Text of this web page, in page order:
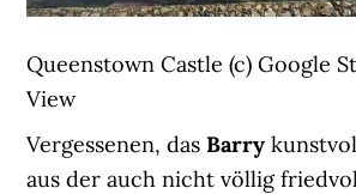
Queenstown Castle (c) Google
View
Vergessenen, dasBarry
aus der auch nicht völlig